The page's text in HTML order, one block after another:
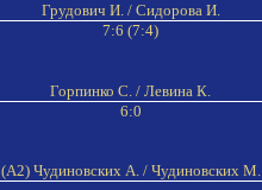
Грудович И. / Сидорова И.
7:6 (7:4)
Горпинко С. / Левина К.
6:0
(A2) Чудиновских А. / Чудиновских М.